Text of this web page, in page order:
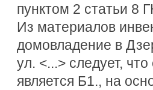
пунктом 2 статьи 8
Из материалов
домовладение в
ул. <...> следует,
является Б1., на